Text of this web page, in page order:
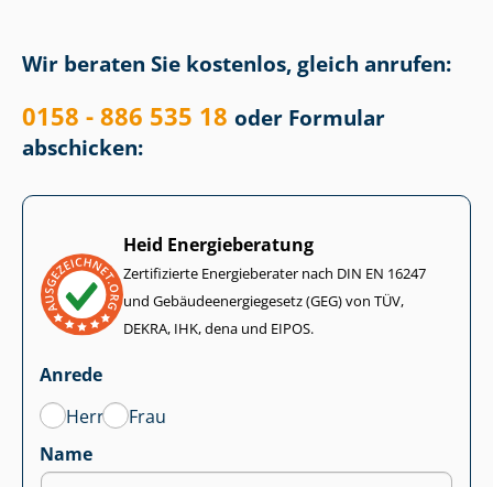
Wir beraten Sie kostenlos, gleich anrufen:
0158 - 886 535 18 oder Formular
abschicken:
Heid Energieberatung
Zertifizierte Energieberater nach DIN EN 16247
und Ge­bäu­de­en­er­gie­ge­setz (GEG) von TÜV,
DEKRA, IHK, dena und EIPOS.
Anrede
Herr
Frau
Name